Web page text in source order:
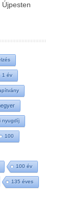
Újpesten
1 év
nyugdíj
100
100 év
135 éves